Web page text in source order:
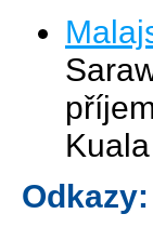
Odkazy: